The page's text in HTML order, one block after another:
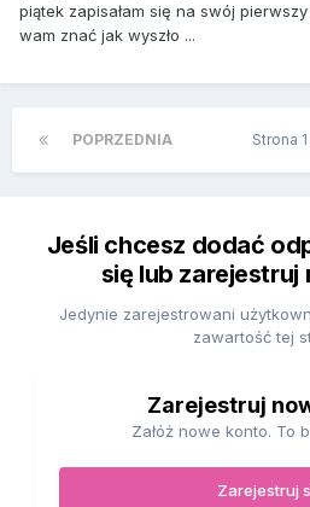
piątek zapisałam się na swój
wam znać jak wyszło ...
POPRZEDNIA Strona
Jeśli chcesz dodać
się lub zarejestruj
Jedynie zarejestrowani
zawartość tej
Zarejestruj
Załóż nowe konto. To
Zarejestruj